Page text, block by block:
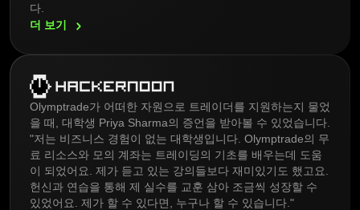
다.
더 보기
Olymptrade가 어떠한 자원으로 트레이더를 지원하는지 물었
을 때, 대학생 Priya Sharma의 증언을 받아볼 수 있었습니다.
"저는 비즈니스 경험이 없는 대학생입니다. Olymptrade의 무
료 리소스와 모의 계좌는 트레이딩의 기초를 배우는데 도움
이 되었어요. 제가 듣고 있는 강의들보다 재미있기도 했고요.
헌신과 연습을 통해 제 실수를 교훈 삼아 조금씩 성장할 수
있었어요. 제가 할 수 있다면, 누구나 할 수 있습니다."